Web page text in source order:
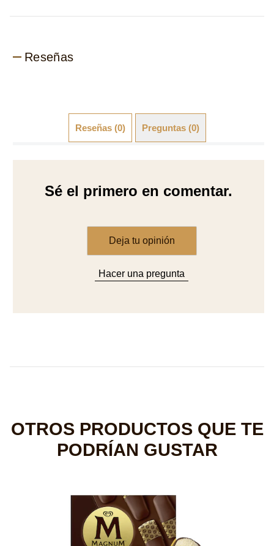
Reseñas
Reseñas (0) Preguntas (0)
Sé el primero en comentar.
Deja tu opinión
Hacer una pregunta
OTROS PRODUCTOS QUE TE
PODRÍAN GUSTAR